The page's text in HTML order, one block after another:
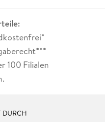
100 Filialen
DURCH